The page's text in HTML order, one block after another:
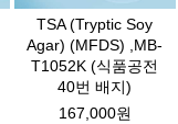
TSA (Tryptic Soy
Agar) (MFDS) ,MB-
T1052K (식품공전
40번 배지)
167,000원